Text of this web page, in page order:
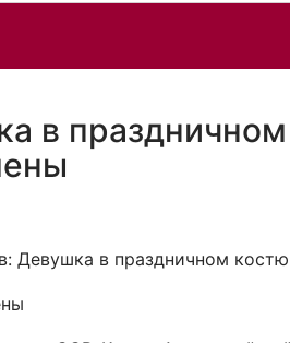
в праздничном
Девушка в праздничном